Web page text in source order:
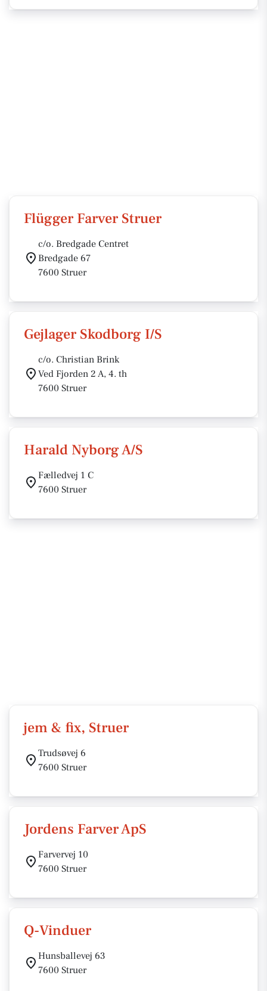
Flügger Farver Struer
c/o. Bredgade Centret
Bredgade 67
7600 Struer
Gejlager Skodborg I/S
c/o. Christian Brink
Ved Fjorden 2 A, 4. th
7600 Struer
Harald Nyborg A/S
Fælledvej 1 C
7600 Struer
jem & fix, Struer
Trudsøvej 6
7600 Struer
Jordens Farver ApS
Farvervej 10
7600 Struer
Q-Vinduer
Hunsballevej 63
7600 Struer